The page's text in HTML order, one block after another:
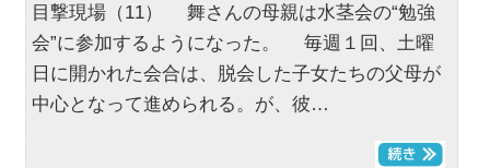
目撃現場（11） 舞さんの母親は水茎会の“勉強
会”に参加するようになった。 毎週１回、土曜
日に開かれた会合は、脱会した子女たちの父母が
中心となって進められる。が、彼…